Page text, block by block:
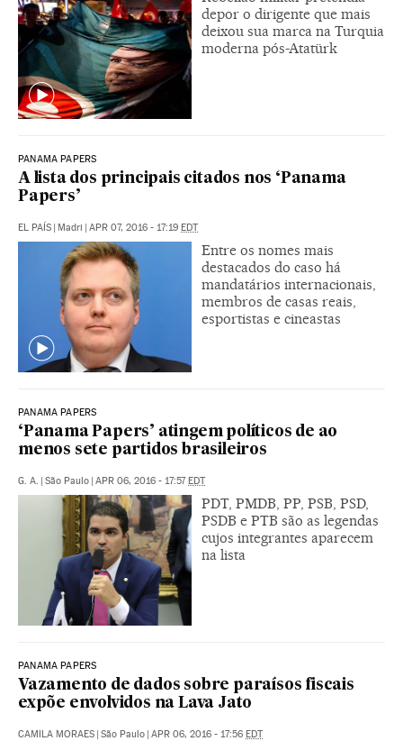
depor o dirigente que mais
deixou sua marca na Turquia
moderna pós-Atatürk
PANAMA PAPERS
A lista dos principais citados nos ‘Panama
Papers’
EL PAÍS | Madri | APR 07, 2016 - 17:19 EDT
Entre os nomes mais
destacados do caso há
mandatários internacionais,
membros de casas reais,
esportistas e cineastas
PANAMA PAPERS
‘Panama Papers’ atingem políticos de ao
menos sete partidos brasileiros
G. A. | São Paulo | APR 06, 2016 - 17:57EDT
PDT, PMDB, PP, PSB, PSD,
PSDB e PTB são as legendas
cujos integrantes aparecem
na lista
PANAMA PAPERS
Vazamento de dados sobre paraísos fiscais
expõe envolvidos na Lava Jato
CAMILA MORAES | São Paulo | APR 06, 2016 - 17:56 EDT